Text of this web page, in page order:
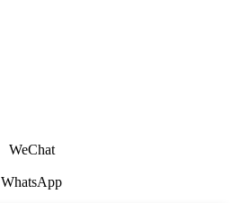
WeChat
WhatsApp